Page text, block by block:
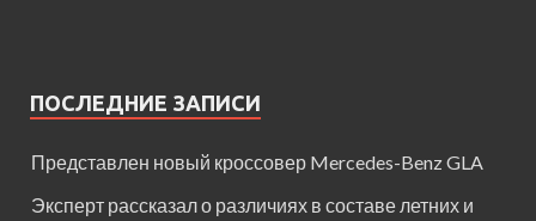
ПОСЛЕДНИЕ ЗАПИСИ
Представлен новый кроссовер Mercedes-Benz GLA
Эксперт рассказал о различиях в составе летних и